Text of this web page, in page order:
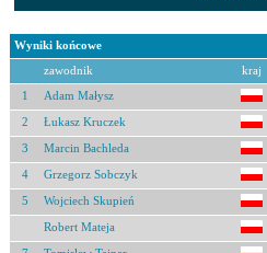
Wyniki końcowe
zawodnik kraj
1 Adam Małysz
2 Łukasz Kruczek
3 Marcin Bachleda
4 Grzegorz Sobczyk
5 Wojciech Skupień
Robert Mateja